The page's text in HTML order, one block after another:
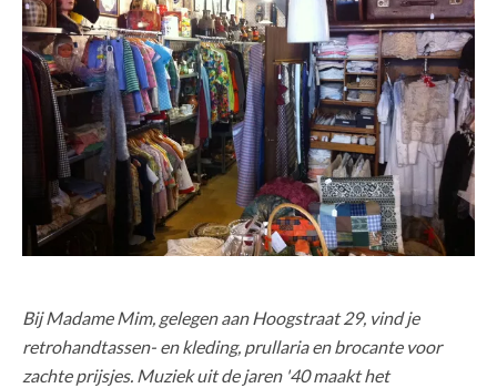
Bij Madame Mim, gelegen aan Hoogstraat 29, vind je
retrohandtassen- en kleding, prullaria en brocante voor
zachte prijsjes. Muziek uit de jaren '40 maakt het